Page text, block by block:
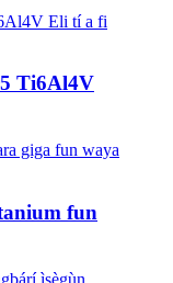
Ti6Al4V
fun